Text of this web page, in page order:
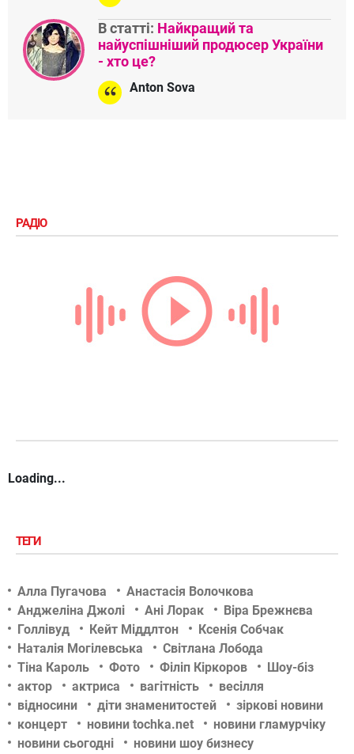
В статті: Найкращий та
найуспішніший продюсер України
- хто це?
Anton Sova
РАДІО
Loading...
ТЕГИ
Алла Пугачова
Анастасія Волочкова
Анджеліна Джолі
Ані Лорак
Віра Брежнєва
Голлівуд
Кейт Міддлтон
Ксенія Собчак
Наталія Могілевська
Світлана Лобода
Тіна Кароль
Фото Філіп Кіркоров
Шоу-біз
актор
актриса вагітність
весілля
відносини
діти знаменитостей
зіркові новини
концерт
новини tochka.net
новини гламурчіку
новини сьогодні
новини шоу бизнесу